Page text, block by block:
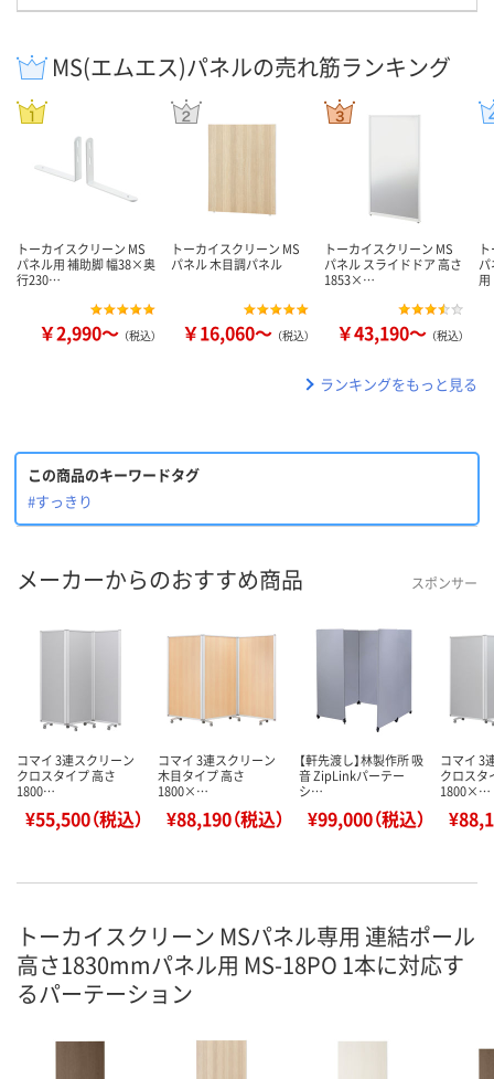
MS(エムエス)パネルの売れ筋ランキング
トーカイスクリーン MS
パネル用 補助脚 幅38×奥
行230…
￥2,990～ （税込）
トーカイスクリーン MS
パネル 木目調パネル
￥16,060～ （税込）
トーカイスクリーン MS
パネル スライドドア 高さ
1853×…
￥43,190～ （税込）
用
ランキングをもっと見る
この商品のキーワードタグ
#すっきり
メーカーからのおすすめ商品 スポンサー
コマイ 3連スクリーン
クロスタイプ 高さ
1800…
¥55,500（税込）
コマイ 3連スクリーン
木目タイプ 高さ
1800×…
¥88,190（税込）
【軒先渡し】林製作所 吸
音 ZipLinkパーテー
シ…
¥99,000（税込）
コマイ 3
クロスタ
1800×…
トーカイスクリーン MSパネル専用 連結ポール
高さ1830mmパネル用 MS-18PO 1本に対応す
るパーテーション